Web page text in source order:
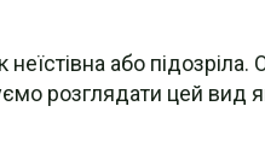
або підозріла.
розглядати цей вид